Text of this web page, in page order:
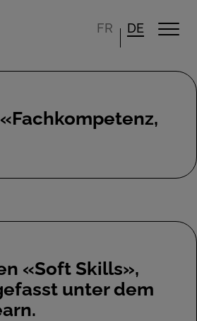
FR DE
«Soft Skills»,
unter dem